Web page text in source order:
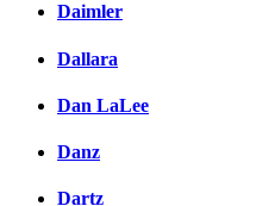
Daimler
Dallara
Dan LaLee
Danz
Dartz